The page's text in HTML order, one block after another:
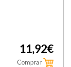
11,92€
Comprar